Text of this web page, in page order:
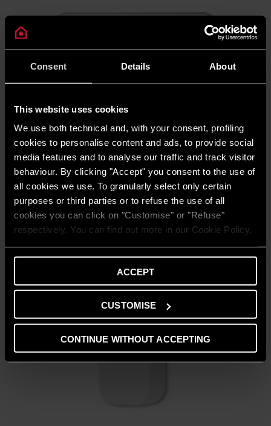
Consent Details About
This website uses cookies
We use both technical and, with your consent, profiling
cookies to personalise content and ads, to provide social
media features and to analyse our traffic and track visitor
behaviour. By clicking "Accept" you consent to the use of
all cookies we use. To granularly select only certain
purposes or third parties or to refuse the use of all
cookies you can click on "Customise" or "Refuse"
respectively. You can find out more in our Cookie Policy.
ACCEPT
CUSTOMISE
CONTINUE WITHOUT ACCEPTING
Sensys Net HD
Termostatul Ariston Sensys Net HD este un cronotermostat
inteligent compatibil cu Ariston NET. Permite controlul complet
al sistemului prin aplicație, optimizând consumul și asigurând
confort termic constant și eficiență ridicată.
DESCOPERĂ